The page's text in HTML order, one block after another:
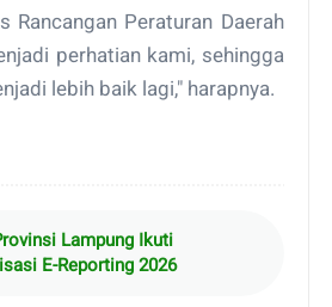
Rancangan Peraturan Daerah
perhatian kami, sehingga
lebih baik lagi," harapnya.
Lampung Ikuti
E-Reporting 2026